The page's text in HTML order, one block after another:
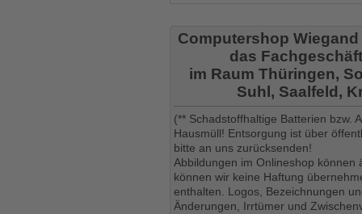
Computershop
das
im Raum Thüringen,
Suhl, Saalfeld,
(** Schadstoffhaltige Batterien bzw.
Hausmüll! Entsorgung ist über
bitte an uns zurücksenden!
Abbildungen im Onlineshop
können wir keine Haftung
enthalten. Logos, Bezeichnungen
Änderungen, Irrtümer und